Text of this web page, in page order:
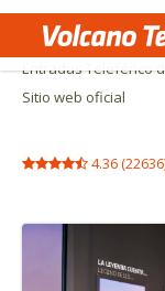
Inicio Actividades y
Entradas Teleférico
Sitio web oficial
4.36(22636